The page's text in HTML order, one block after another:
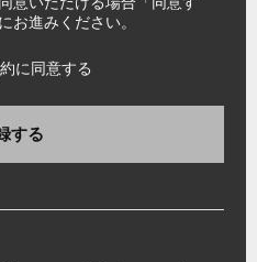
お進みください。
に同意する
する